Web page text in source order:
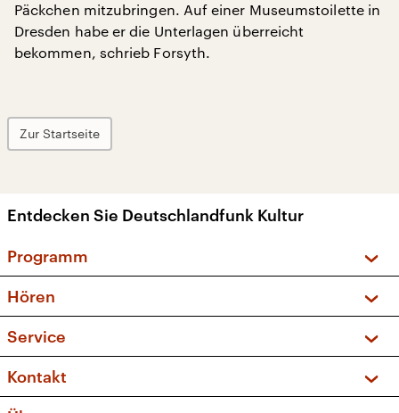
Päckchen mitzubringen. Auf einer Museumstoilette in
Dresden habe er die Unterlagen überreicht
bekommen, schrieb Forsyth.
Zur Startseite
Entdecken Sie Deutschlandfunk Kultur
Programm
Sendungen und Podcasts
Musikliste
Kakadu – Das Kinderprogramm
Hören
Frequenzen (UKW + DAB+)
Service
FAQ
Apps
Kontakt